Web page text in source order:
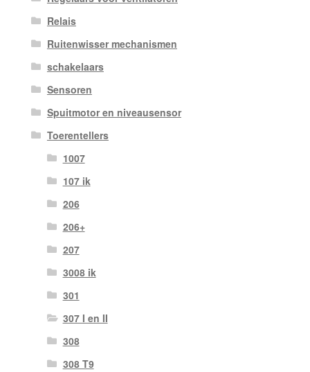
Relais
Ruitenwisser mechanismen
schakelaars
Sensoren
Spuitmotor en niveausensor
Toerentellers
1007
107 ik
206
206+
207
3008 ik
301
307 I en II
308
308 T9